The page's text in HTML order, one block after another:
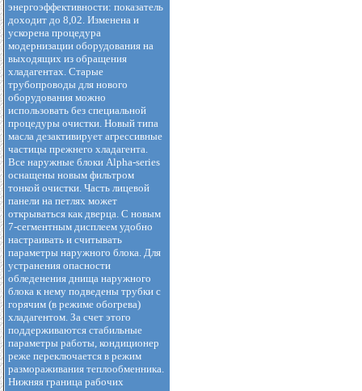
энергоэффективности: показатель
доходит до 8,02. Изменена и
ускорена процедура
модернизации оборудования на
выходящих из обращения
хладагентах. Старые
трубопроводы для нового
оборудования можно
использовать без специальной
процедуры очистки. Новый типа
масла дезактивирует агрессивные
частицы прежнего хладагента.
Все наружные блоки Alpha-series
оснащены новым фильтром
тонкой очистки. Часть лицевой
панели на петлях может
открываться как дверца. С новым
7-сегментным дисплеем удобно
настраивать и считывать
параметры наружного блока. Для
устранения опасности
обледенения днища наружного
блока к нему подведены трубки с
горячим (в режиме обогрева)
хладагентом. За счет этого
поддерживаются стабильные
параметры работы, кондиционер
реже переключается в режим
размораживания теплообменника.
Нижняя граница рабочих